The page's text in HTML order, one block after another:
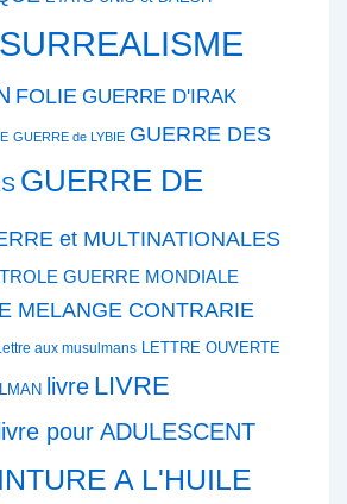
FOLIE GUERRE D'IRAK
GUERRE de LYBIE GUERRE DES
GUERRE DE
et MULTINATIONALES
GUERRE MONDIALE
MELANGE CONTRARIE
aux musulmans LETTRE OUVERTE
livre LIVRE
pour ADULESCENT
A L'HUILE